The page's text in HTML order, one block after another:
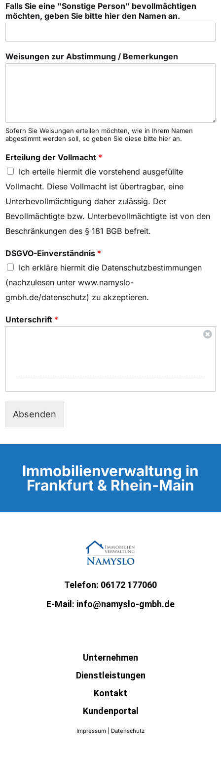
Falls Sie eine "Sonstige Person" bevollmächtigen
möchten, geben Sie bitte hier den Namen an.
Weisungen zur Abstimmung / Bemerkungen
Sofern Sie Weisungen erteilen möchten, wie in Ihrem Namen
abgestimmt werden soll, so geben Sie diese bitte hier an.
Erteilung der Vollmacht *
Ich erteile hiermit die vorstehend ausgefüllte
Vollmacht. Diese Vollmacht ist übertragbar, eine
Unterbevollmächtigung daher zulässig. Der
Bevollmächtigte bzw. Unterbevollmächtigte ist von den
Beschränkungen des § 181 BGB befreit.
DSGVO-Einverständnis *
Ich erkläre hiermit die Datenschutzbestimmungen
(nachzulesen unter www.namyslo-
gmbh.de/datenschutz) zu akzeptieren.
Unterschrift *
Absenden
Immobilienverwaltung in
Frankfurt & Rhein-Main
Telefon: 06172 177060
E-Mail: info@namyslo-gmbh.de
Unternehmen
Dienstleistungen
Kontakt
Kundenportal
Impressum Datenschutz